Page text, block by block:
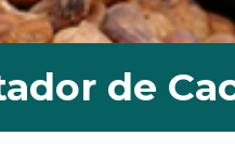
de